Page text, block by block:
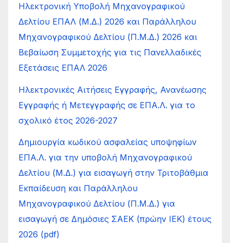
Ηλεκτρονική Υποβολή Μηχανογραφικού
Δελτίου ΕΠΑΛ (Μ.Δ.) 2026 και Παράλληλου
Μηχανογραφικού Δελτίου (Π.Μ.Δ.) 2026 και
Βεβαίωση Συμμετοχής για τις Πανελλαδικές
Εξετάσεις ΕΠΑΛ 2026
Ηλεκτρονικές Αιτήσεις Εγγραφής, Ανανέωσης
Εγγραφής ή Μετεγγραφής σε ΕΠΑ.Λ. για το
σχολικό έτος 2026-2027
Δημιουργία κωδικού ασφαλείας υποψηφίων
ΕΠΑ.Λ. για την υποβολή Μηχανογραφικού
Δελτίου (Μ.Δ.) για εισαγωγή στην Τριτοβάθμια
Εκπαίδευση και Παράλληλου
Μηχανογραφικού Δελτίου (Π.Μ.Δ.) για
εισαγωγή σε Δημόσιες ΣΑΕΚ (πρώην ΙΕΚ) έτους
2026 (pdf)